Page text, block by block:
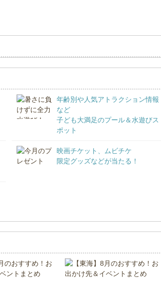
年齢別や人気アトラクション情報
など
子ども大満足のプール＆水遊びス
ポット
映画チケット、ムビチケ
限定グッズなどが当たる！